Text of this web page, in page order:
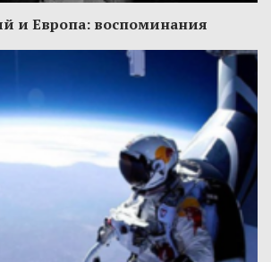
и Европа: воспоминания